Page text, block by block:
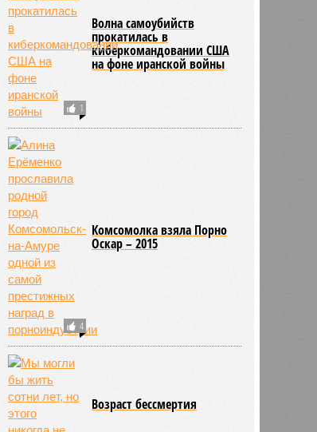
1
Волна самоубийств
прокатилась в
киберкомандовании США
на фоне иранской войны
4
Комсомолка взяла Порно
Оскар – 2015
Возраст бессмертия